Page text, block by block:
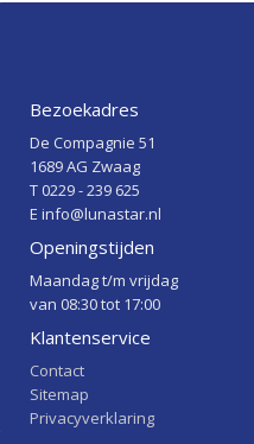
Bezoekadres
De Compagnie 51
1689 AG Zwaag
T 0229 - 239 625
E info@lunastar.nl
Openingstijden
Maandag t/m vrijdag
van 08:30 tot 17:00
Klantenservice
Contact
Sitemap
Privacyverklaring